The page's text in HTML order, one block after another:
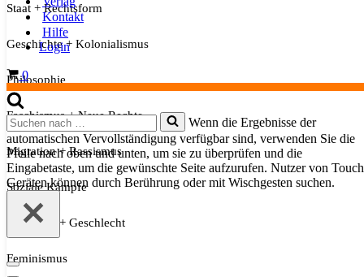
Kontakt
Hilfe
Login
Warenkorb
0
Suchen
nach …
Wenn die Ergebnisse der
automatischen Vervollständigung verfügbar sind, verwenden Sie die
Pfeile nach oben und unten, um sie zu überprüfen und die
Eingabetaste, um die gewünschte Seite aufzurufen. Nutzer von
Geräten können durch Berührung oder mit Wischgesten suchen.
Navigationsmenü
Staat + Rechtsform
Geschichte + Kolonialismus
Philosophie
Faschismus + Neue Rechte
Migration + Rassismus
Soziale Kämpfe
Sexualität + Geschlecht
Feminismus